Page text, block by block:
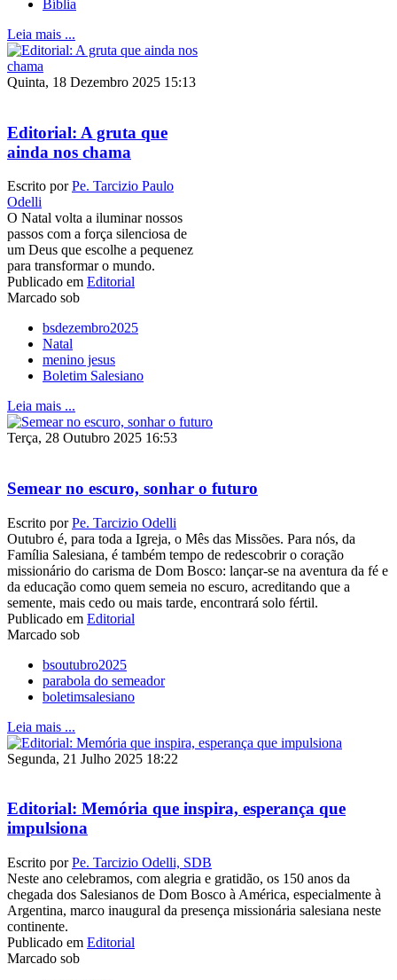
Bíblia
Leia mais ...
Quinta, 18 Dezembro 2025 15:13
Editorial: A gruta que
ainda nos chama
Escrito porPe. Tarcizio Paulo
Odelli
O Natal volta a iluminar nossos
passos com a força silenciosa de
um Deus que escolhe a pequenez
para transformar o mundo.
Publicado em Editorial
Marcado sob
bsdezembro2025
Natal
menino jesus
Boletim Salesiano
Leia mais ...
Terça, 28 Outubro 2025 16:53
Semear no escuro, sonhar o futuro
Escrito porPe. Tarcizio Odelli
Outubro é, para toda a Igreja, o Mês das Missões. Para nós, da
Família Salesiana, é também tempo de redescobrir o coração
missionário do carisma de Dom Bosco: lançar-se na aventura da fé e
da educação como quem semeia no escuro, acreditando que a
semente, mais cedo ou mais tarde, encontrará solo fértil.
Publicado em Editorial
Marcado sob
bsoutubro2025
parabola do semeador
boletimsalesiano
Leia mais ...
Segunda, 21 Julho 2025 18:22
Editorial: Memória que inspira, esperança que
impulsiona
Escrito porPe. Tarcizio Odelli, SDB
Neste ano celebramos, com alegria e gratidão, os 150 anos da
chegada dos Salesianos de Dom Bosco à América, especialmente à
Argentina, marco inaugural da presença missionária salesiana neste
continente.
Publicado em Editorial
Marcado sob